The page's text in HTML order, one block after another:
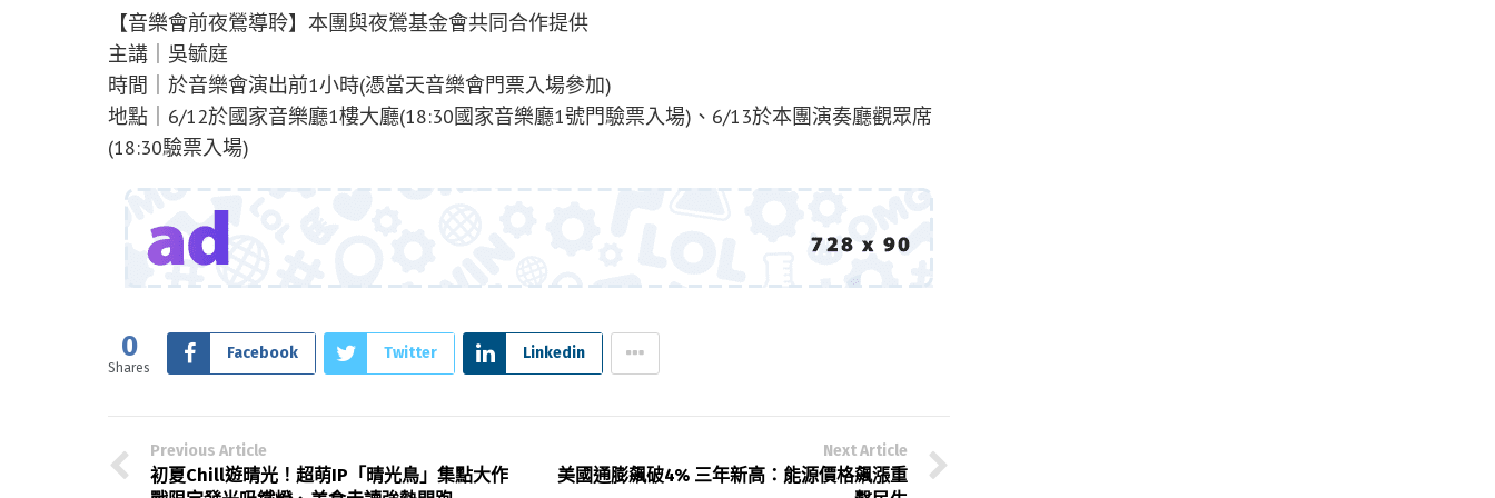
【音樂會前夜鶯導聆】本團與夜鶯基金會共同合作提供
主講｜吳毓庭
時間｜於音樂會演出前1小時(憑當天音樂會門票入場參加)
地點｜6/12於國家音樂廳1樓大廳(18:30國家音樂廳1號門驗票入場)、6/13於本團演奏廳觀眾席
(18:30驗票入場)
0
Shares
Facebook Twitter Linkedin
Previous Article
初夏Chill遊晴光！超萌IP「晴光鳥」集點大作
Next Article
美國通膨飆破4% 三年新高：能源價格飆漲重